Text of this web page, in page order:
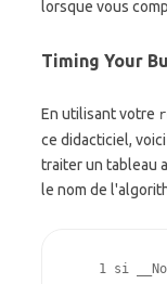
lorsque vous
Timing Your
En utilisant votre
ce didacticiel,
traiter un tableau
le nom de
    1
si